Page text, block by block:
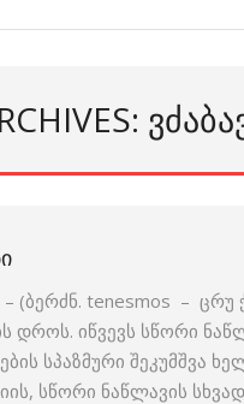
– (ბერძნ. tenesmos –
დროს. იწვევს სწორი
სპაზმური შეკუმშვა
სწორი ნაწლავის